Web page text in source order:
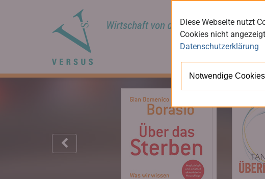
Diese Webseite nutzt
Cookies nicht
Datenschutzerklärung
Notwendige